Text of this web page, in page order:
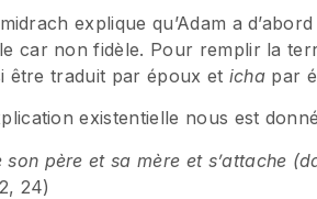
explique qu’Adam a
car non fidèle. Pour remplir la
être traduit par époux et icha par
existentielle nous est
son père et sa mère et s’attache
24)